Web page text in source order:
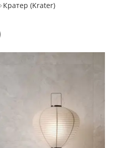
Кратер (Krater)